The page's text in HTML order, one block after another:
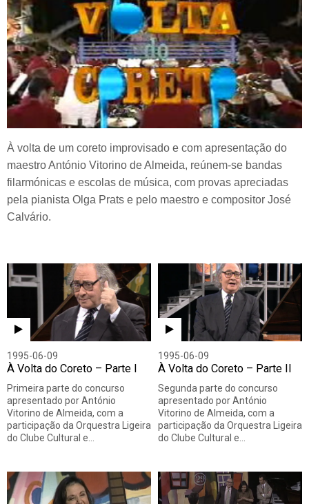
À volta de um coreto improvisado e com apresentação do
maestro António Vitorino de Almeida, reúnem-se bandas
filarmónicas e escolas de música, com provas apreciadas
pela pianista Olga Prats e pelo maestro e compositor José
Calvário.
1995-06-09
À Volta do Coreto – Parte I
Primeira parte do concurso
apresentado por António
Vitorino de Almeida, com a
participação da Orquestra Ligeira
do Clube Cultural e…
1995-06-09
À Volta do Coreto – Parte II
Segunda parte do concurso
apresentado por António
Vitorino de Almeida, com a
participação da Orquestra Ligeira
do Clube Cultural e…